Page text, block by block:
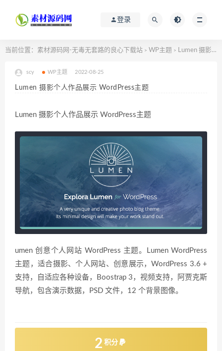
登录
当前位置： 素材源码网-无毒无套路的良心下载站 > WP主题 > Lumen 摄影个人作品展示 WordPress主题
scy WP主题 2022-08-25
Lumen 摄影个人作品展示 WordPress主题
Lumen 摄影个人作品展示 WordPress主题
umen 创意个人网站 WordPress 主题。Lumen WordPress
主题，适合摄影、个人网站、创意展示，WordPress 3.6 +
支持，自适应各种设备，Boostrap 3，视频支持，阿贾克斯
导航，包含演示数据，PSD 文件，12 个背景图像。
2 积分